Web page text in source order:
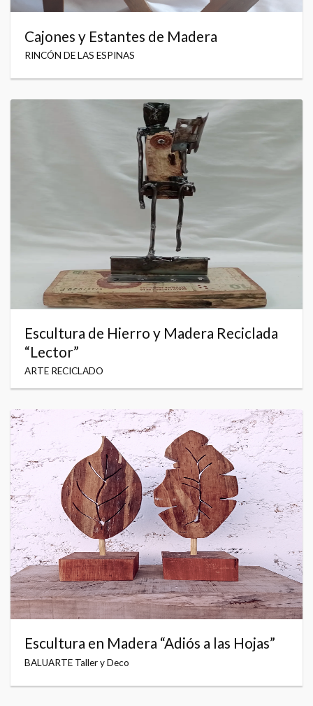
Cajones y Estantes de Madera
RINCÓN DE LAS ESPINAS
Escultura de Hierro y Madera Reciclada
“Lector”
ARTE RECICLADO
Escultura en Madera “Adiós a las Hojas”
BALUARTE Taller y Deco